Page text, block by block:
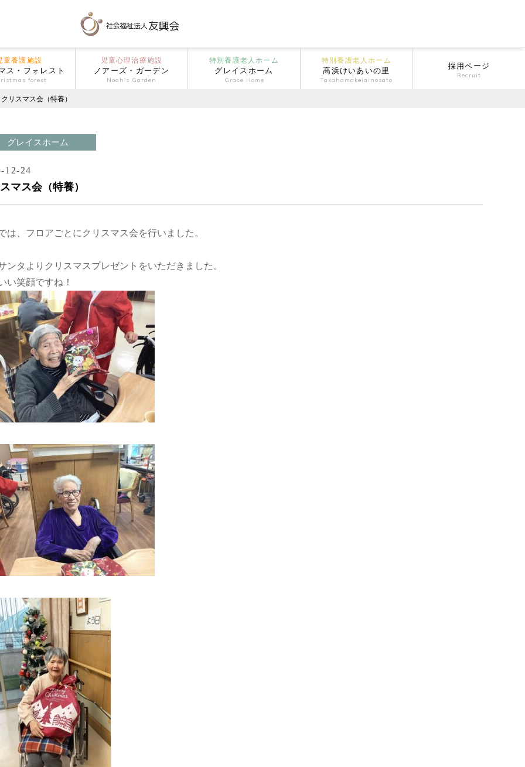
童養護施設
ス・フォレスト
forest
児童心理治療施設
ノアーズ・ガーデン
Noah's Garden
特別養護老人ホーム
グレイスホーム
Grace Home
特別養護老人ホーム
高浜けいあいの里
Takahamakeiainosato
採用ページ
Recruit
クリスマス会（特養）
グレイスホーム
12-24
マス会（特養）
は、フロアごとにクリスマス会を行いました。
ンタよりクリスマスプレゼントをいただきました。
い笑顔ですね！